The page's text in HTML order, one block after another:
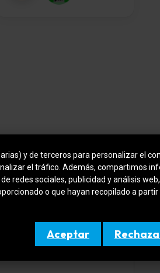
/ Instalación de arranque
Asiento para niños en
y de terceros para personalizar el
el tráfico. Además, compartimos
redes sociales, publicidad y análisis
o que hayan recopilado a partir
Aceptar